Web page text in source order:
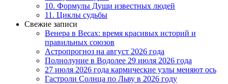
10. Формулы Души известных людей
11. Циклы судьбы
Свежие записи
Венера в Весах: время красивых историй и
правильных союзов
Астропрогноз на август 2026 года
Полнолуние в Водолее 29 июля 2026 года
27 июля 2026 года кармические узлы меняют ось
Гастроли Солнца по Льву в 2026 году